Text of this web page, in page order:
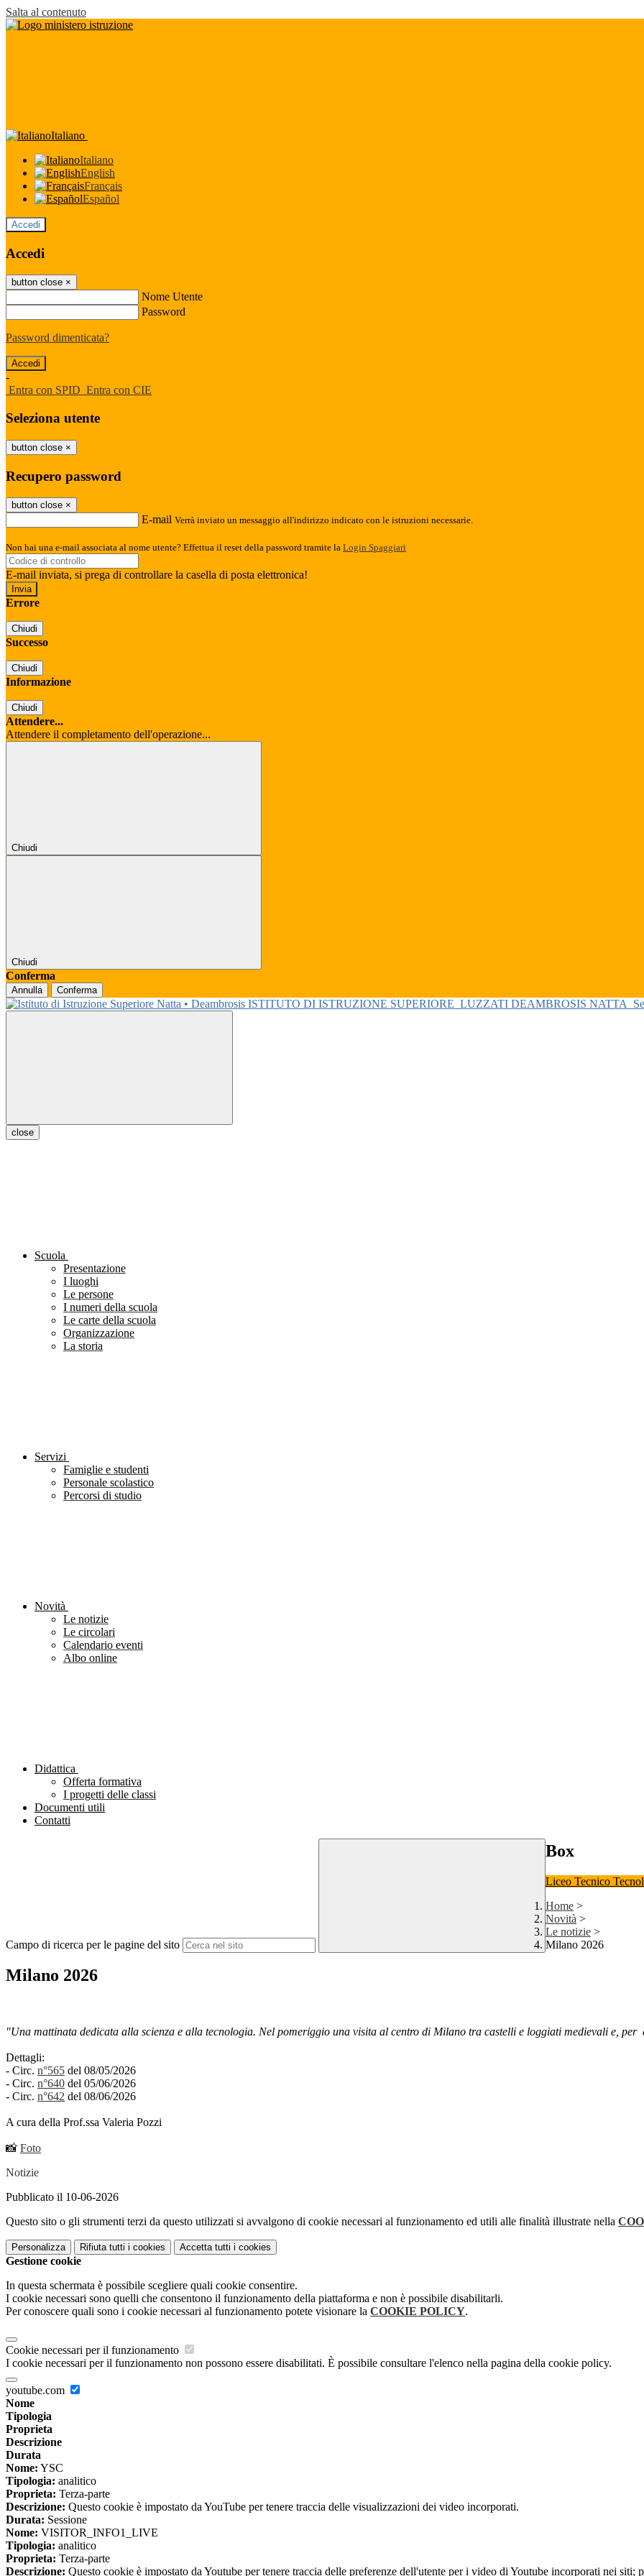
Salta al contenuto
Italiano
Italiano
English
Français
Español
Accedi
Accedi
button close ×
Nome Utente
Password
Password dimenticata?
-
Entra con SPID Entra con CIE
Seleziona utente
button close ×
Recupero password
button close ×
E-mail Verrà inviato un messaggio all'indirizzo indicato con le istruzioni necessarie.
Non hai una e-mail associata al nome utente? Effettua il reset della password tramite la Login Spaggiari
E-mail inviata, si prega di controllare la casella di posta elettronica!
Errore
Chiudi
Successo
Chiudi
Informazione
Chiudi
Attendere...
Attendere il completamento dell'operazione...
Chiudi
Chiudi
Conferma
Annulla Conferma
ISTITUTO DI ISTRUZIONE SUPERIORE LUZZATI DEAMBROSIS NATTA
close
Scuola
Presentazione
I luoghi
Le persone
I numeri della scuola
Le carte della scuola
Organizzazione
La storia
Servizi
Famiglie e studenti
Personale scolastico
Percorsi di studio
Novità
Le notizie
Le circolari
Calendario eventi
Albo online
Didattica
Offerta formativa
I progetti delle classi
Documenti utili
Contatti
Campo di ricerca per le pagine del sito
Box
Liceo Tecnico
Home >
Novità >
Le notizie >
Milano 2026
Milano 2026
"Una mattinata dedicata alla scienza e alla tecnologia. Nel pomeriggio una visita al centro di Milano tra castelli e loggiati medievali e,
Dettagli:
- Circ. n°565 del 08/05/2026
- Circ. n°640 del 05/06/2026
- Circ. n°642 del 08/06/2026
A cura della Prof.ssa Valeria Pozzi
📸 Foto
Notizie
Pubblicato il 10-06-2026
Questo sito o gli strumenti terzi da questo utilizzati si avvalgono di cookie necessari al funzionamento ed utili alle finalità illustrate nella
Personalizza Rifiuta tutti i cookies Accetta tutti i cookies
Gestione cookie
In questa schermata è possibile scegliere quali cookie consentire.
I cookie necessari sono quelli che consentono il funzionamento della piattaforma e non è possibile disabilitarli.
Per conoscere quali sono i cookie necessari al funzionamento potete visionare la COOKIE POLICY.
Cookie necessari per il funzionamento
I cookie necessari per il funzionamento non possono essere disabilitati. È possibile consultare l'elenco nella pagina della cookie policy.
youtube.com
Nome
Tipologia
Proprieta
Descrizione
Durata
Nome: YSC
Tipologia: analitico
Proprieta: Terza-parte
Descrizione: Questo cookie è impostato da YouTube per tenere traccia delle visualizzazioni dei video incorporati.
Durata: Sessione
Nome: VISITOR_INFO1_LIVE
Tipologia: analitico
Proprieta: Terza-parte
Descrizione: Questo cookie è impostato da Youtube per tenere traccia delle preferenze dell'utente per i video di Youtube incorporati nei